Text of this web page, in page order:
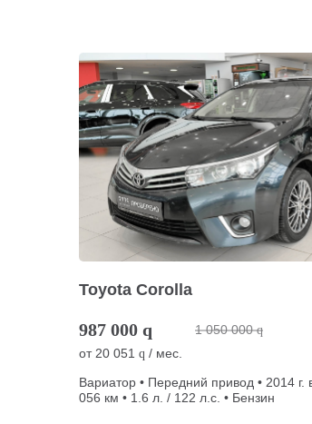
Toyota Corolla
987 000 q 1 050 000 q
от 20 051 q / мес.
Вариатор • Передний привод • 2014 г.
056 км • 1.6 л. / 122 л.с. • Бензин